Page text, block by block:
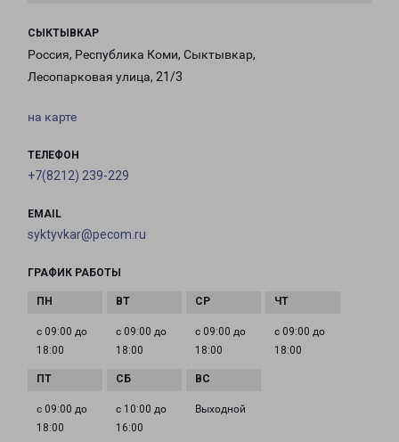
СЫКТЫВКАР
Россия, Республика Коми, Сыктывкар,
Лесопарковая улица, 21/3
на карте
ТЕЛЕФОН
+7(8212) 239-229
EMAIL
syktyvkar@pecom.ru
ГРАФИК РАБОТЫ
с 09:00 до
18:00
с 09:00 до
18:00
с 09:00 до
18:00
с 09:00 до
18:00
с 09:00 до
18:00
с 10:00 до
16:00
Выходной